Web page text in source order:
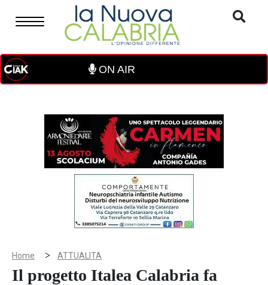
ON AIR
Home > ATTUALITA
Il progetto Italea Calabria fa